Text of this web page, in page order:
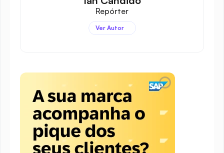
Repórter
Ver Autor